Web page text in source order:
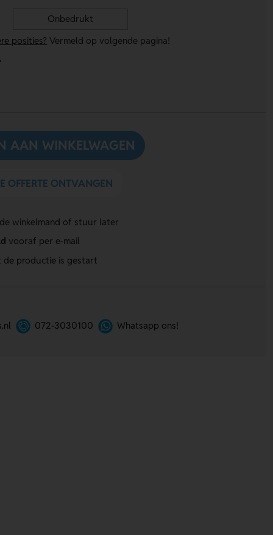
Onbedrukt
posities? Vermeld op volgende pagina!
AAN WINKELWAGEN
OFFERTE ONTVANGEN
winkelmand of stuur later
vooraf per e-mail
productie is gestart
072-3030100 Whatsapp ons!